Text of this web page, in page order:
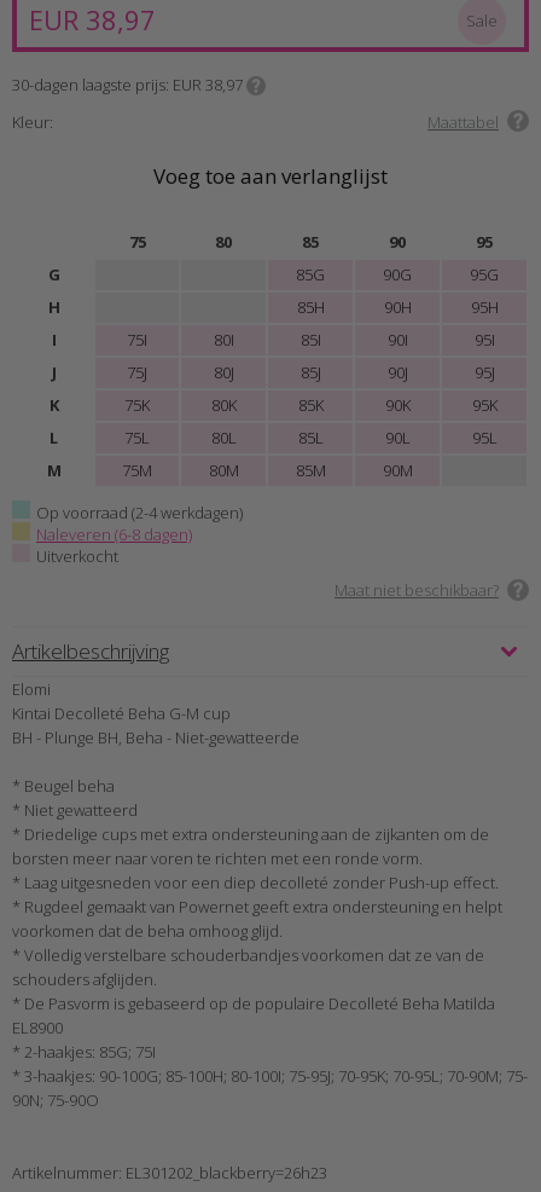
EUR 38,97 Sale
30-dagen laagste prijs EUR 38,97
Kleur:
Maattabel
Voeg toe aan verlanglijst
75 80 85 90
95
G
85G 90G
95G
H
85H 90H
95H
I
75I 80I 85I 90I
95I
J
75J 80J 85J 90J
95J
K
75K 80K 85K 90K
95K
L
75L 80L 85L 90L
95L
M
75M 80M 85M
90M
Op voorraad (2-4 werkdagen)
Naleveren (6-8 dagen)
Uitverkocht
Maat niet beschikbaar?
Artikelbeschrijving
Elomi
Kintai Decolleté Beha G-M cup
BH - Plunge BH, Beha - Niet-gewatteerde
* Beugel beha
* Niet gewatteerd
* Driedelige cups met extra ondersteuning aan de zijkanten om de
borsten meer naar voren te richten met een ronde vorm.
* Laag uitgesneden voor een diep decolleté zonder Push-up effect.
* Rugdeel gemaakt van Powernet geeft extra ondersteuning en helpt
voorkomen dat de beha omhoog glijd.
* Volledig verstelbare schouderbandjes voorkomen dat ze van de
schouders afglijden.
* De Pasvorm is gebaseerd op de populaire Decolleté Beha Matilda
EL8900
* 2-haakjes: 85G; 75I
* 3-haakjes: 90-100G; 85-100H; 80-100I; 75-95J; 70-95K; 70-95L; 70-90M; 75-
90N; 75-90O
Artikelnummer: EL301202_blackberry=26h23